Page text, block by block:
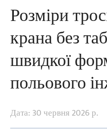
Розміри
крана без
швидкої
польового
Дата: 30 червня 2026 р.